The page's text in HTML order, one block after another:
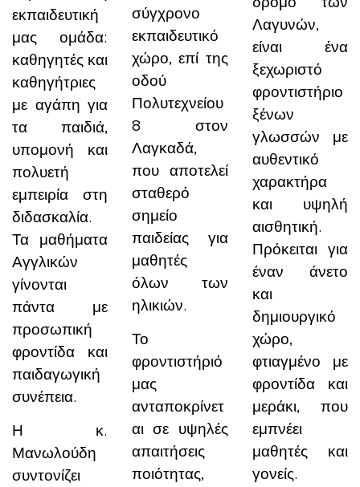
εκπαιδευτική
μας ομάδα:
καθηγητές και
καθηγήτριες
με αγάπη για
τα παιδιά,
υπομονή και
πολυετή
εμπειρία στη
διδασκαλία.
Τα μαθήματα
Αγγλικών
γίνονται
πάντα με
προσωπική
φροντίδα και
παιδαγωγική
συνέπεια.
Η κ.
Μανωλούδη
συντονίζει
σύγχρονο
εκπαιδευτικό
χώρο, επί της
οδού
Πολυτεχνείου
8 στον
Λαγκαδά,
που αποτελεί
σταθερό
σημείο
παιδείας για
μαθητές
όλων των
ηλικιών.
Το
φροντιστήριό
μας
ανταποκρίνετ
αι σε υψηλές
απαιτήσεις
ποιότητας,
Λαγυνών,
είναι ένα
ξεχωριστό
φροντιστήριο
ξένων
γλωσσών με
αυθεντικό
χαρακτήρα
και υψηλή
αισθητική.
Πρόκειται για
έναν άνετο
και
δημιουργικό
χώρο,
φτιαγμένο με
φροντίδα και
μεράκι, που
εμπνέει
μαθητές και
γονείς.